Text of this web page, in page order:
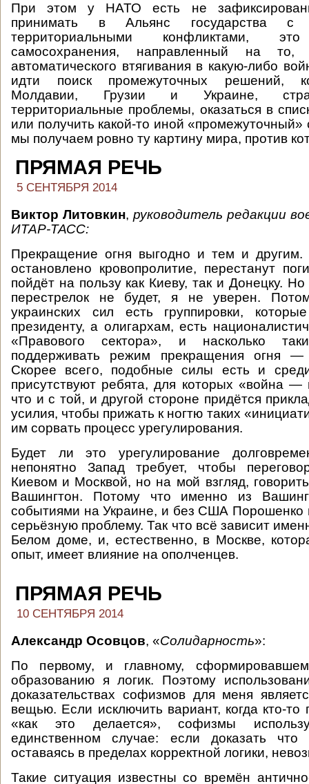
При этом у НАТО есть не
принимать в Альянс государства с
территориальными конфликтами,
самосохранения, направленный на то,
автоматического втягивания в какую-либо
идти поиск промежуточных решений,
Молдавии, Грузии и Украине,
территориальные проблемы, оказаться в
или получить какой-то иной
мы получаем ровно ту картину мира, против
ПРЯМАЯ РЕЧЬ
5 СЕНТЯБРЯ 2014
Виктор Литовкин, руководитель редакции
ИТАР-ТАСС:
Прекращение огня выгодно и тем и другим.
остановлено кровопролитие, перестанут
пойдёт на пользу как Киеву, так и Донецку.
перестрелок не будет, я не уверен.
украинских сил есть группировки,
президенту, а олигархам, есть
«Правового сектора», и насколько
поддерживать режим прекращения огня
Скорее всего, подобные силы есть и
присутствуют ребята, для которых «война —
что и с той, и другой стороне придётся
усилия, чтобы прижать к ногтю таких
им сорвать процесс урегулирования.
Будет ли это урегулирование
непонятно Запад требует, чтобы
Киевом и Москвой, но на мой взгляд,
Вашингтон. Потому что именно из
событиями на Украине, и без США Порошенко
серьёзную проблему. Так что всё зависит
Белом доме, и, естественно, в Москве,
опыт, имеет влияние на ополченцев.
ПРЯМАЯ РЕЧЬ
10 СЕНТЯБРЯ 2014
Александр Осовцов, «Солидарность»:
По первому, и главному,
образованию я логик. Поэтому
доказательствах софизмов для меня
вещью. Если исключить вариант, когда кто-то
«как это делается», софизмы
единственном случае: если доказать
оставаясь в пределах корректной логики,
Такие ситуация известны со времён